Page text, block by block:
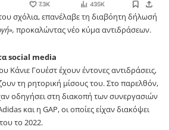
σχόλια, επανέλαβε τη διαβόητη δήλωσή
προκαλώντας νέο κύμα αντιδράσεων.
social media
Κάνιε Γουέστ έχουν έντονες αντιδράσεις,
τη ρητορική μίσους του. Στο παρελθόν,
οδηγήσει στη διακοπή των συνεργασιών
και η GAP, οι οποίες είχαν διακόψει
το 2022.